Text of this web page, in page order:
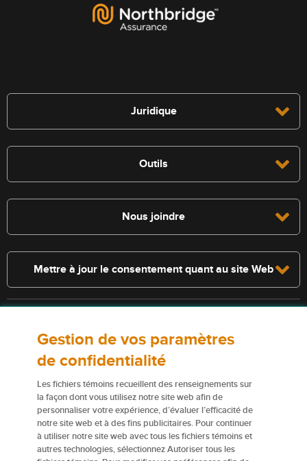
Juridique
Outils
Nous joindre
Mettre à jour le consentement quant au site Web
s’appliquent. Les services décrits sur le présent site Web ne
constituent pas des polices d’assurance, et certaines polices n’y sont
pas admissibles.
Pour obtenir de plus amples renseignements sur nos services ou nos
assureurs, veuillez consulter lesConditions d’utilisation
Certains éléments de contenu du présent site Web sont des marques
de commerce ou des appellations commerciales de la Corporation
Gestion de vos paramètres
de confidentialité
Les fichiers témoins recueillent des renseignements sur
la façon dont vous utilisez notre site web afin de
personnaliser votre expérience, d’évaluer l’efficacité de
notre site web et à des fins publicitaires. Pour continuer
à utiliser notre site web avec tous les fichiers témoins et
autres technologies, sélectionnez Autoriser tous les